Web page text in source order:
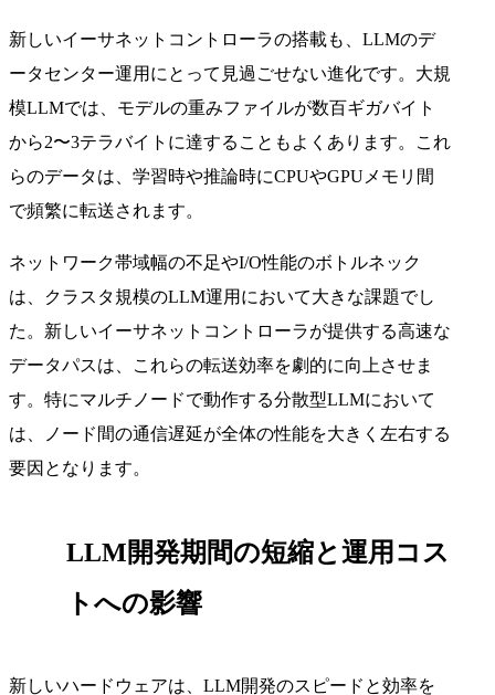
新しいイーサネットコントローラの搭載も、LLMのデ
ータセンター運用にとって見過ごせない進化です。大規
模LLMでは、モデルの重みファイルが数百ギガバイト
から2〜3テラバイトに達することもよくあります。これ
らのデータは、学習時や推論時にCPUやGPUメモリ間
で頻繁に転送されます。
ネットワーク帯域幅の不足やI/O性能のボトルネック
は、クラスタ規模のLLM運用において大きな課題でし
た。新しいイーサネットコントローラが提供する高速な
データパスは、これらの転送効率を劇的に向上させま
す。特にマルチノードで動作する分散型LLMにおいて
は、ノード間の通信遅延が全体の性能を大きく左右する
要因となります。
LLM開発期間の短縮と運用コス
トへの影響
新しいハードウェアは、LLM開発のスピードと効率を